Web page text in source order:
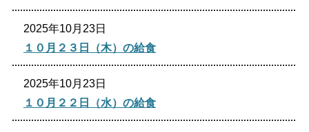
リセット
language
2025年10月23日
１０月２３日（木）の給食
2025年10月23日
１０月２２日（水）の給食